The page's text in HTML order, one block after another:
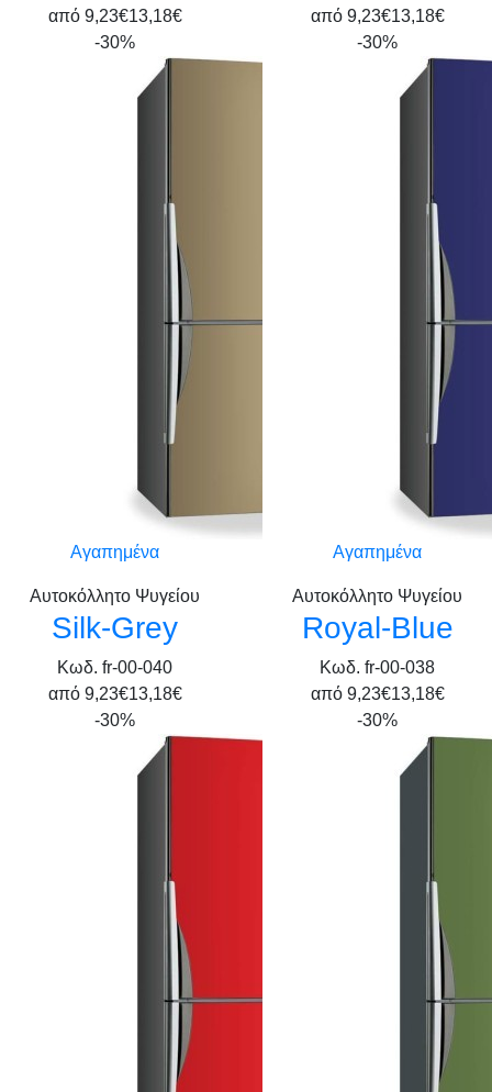
από 9,23€13,18€
από 9,23€13,18€
-30%
Αγαπημένα
Αυτοκόλλητο Ψυγείου
Silk-Grey
Κωδ. fr-00-040
από 9,23€13,18€
-30%
Αγαπημένα
Αυτοκόλλητο Ψυγείου
Royal-Blue
Κωδ. fr-00-038
από 9,23€13,18€
-30%
-30%